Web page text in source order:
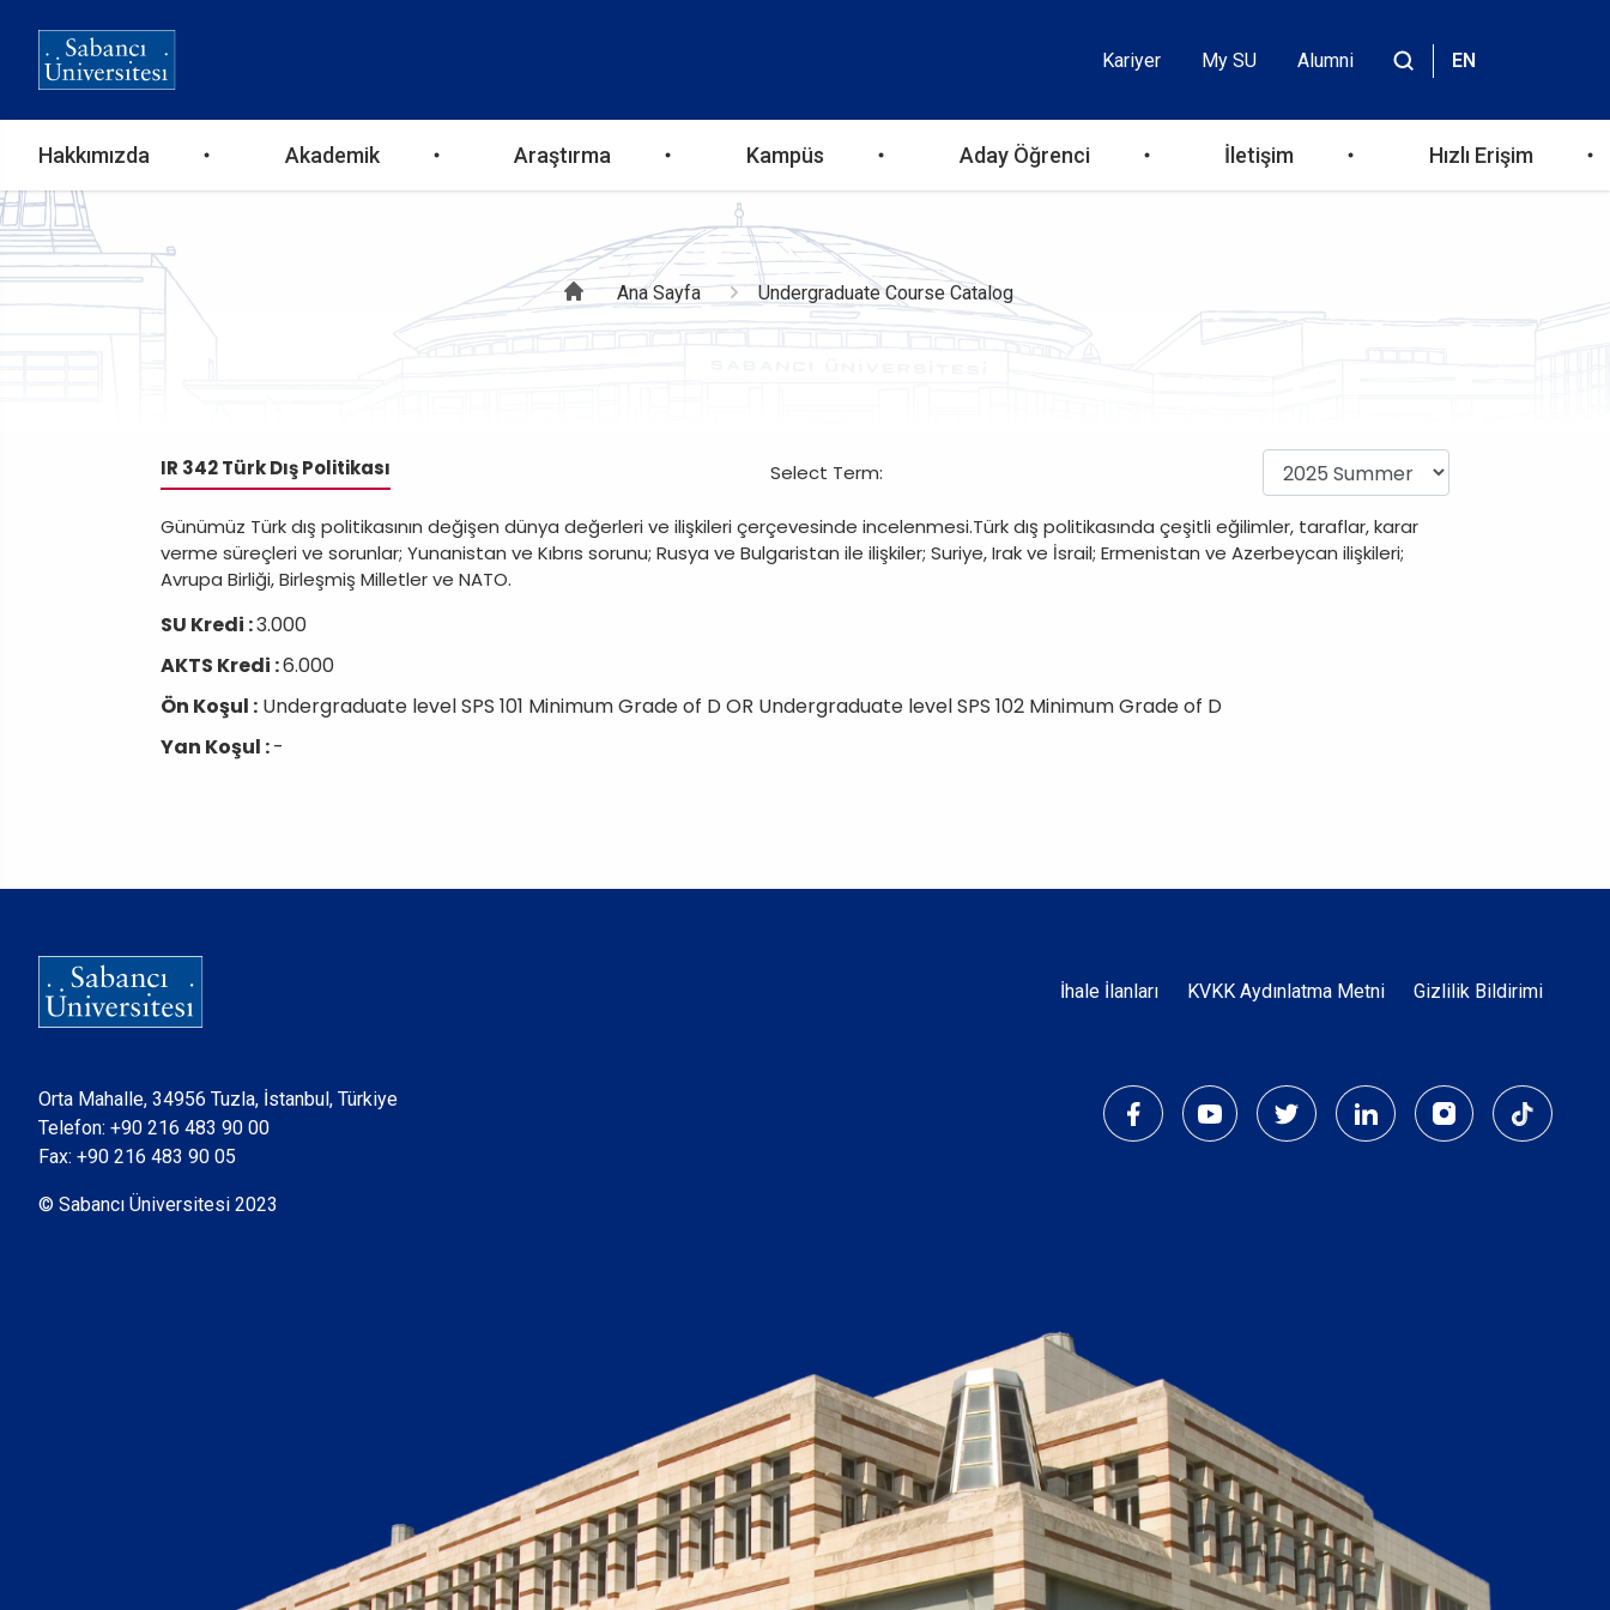
Header
Top
Kariyer My SU
Alumni
EN
Ana
gezinti
menüsü
Hakkımızda Akademik Araştırma Kampüs Aday Öğrenci İletişim Hızlı Erişim
Sayfa
Ana Sayfa Undergraduate Course Catalog
IR 342 Türk Dış Politikası Select Term:
Günümüz Türk dış politikasının değişen dünya değerleri ve ilişkileri çerçevesinde incelenmesi.Türk dış politikasında çeşitli eğilimler, taraflar, karar
verme süreçleri ve sorunlar; Yunanistan ve Kıbrıs sorunu; Rusya ve Bulgaristan ile ilişkiler; Suriye, Irak ve İsrail; Ermenistan ve Azerbeycan ilişkileri;
Avrupa Birliği, Birleşmiş Milletler ve NATO.
SU Kredi :3.000
AKTS Kredi :6.000
Ön Koşul : Undergraduate level SPS 101 Minimum Grade of D OR Undergraduate level SPS 102 Minimum Grade of D
Yan Koşul :-
Dipnot
İhale İlanları KVKK Aydınlatma Metni Gizlilik Bildirimi
Orta Mahalle, 34956 Tuzla, İstanbul, Türkiye
Telefon: +90 216 483 90 00
Fax: +90 216 483 90 05
© Sabancı Üniversitesi 2023